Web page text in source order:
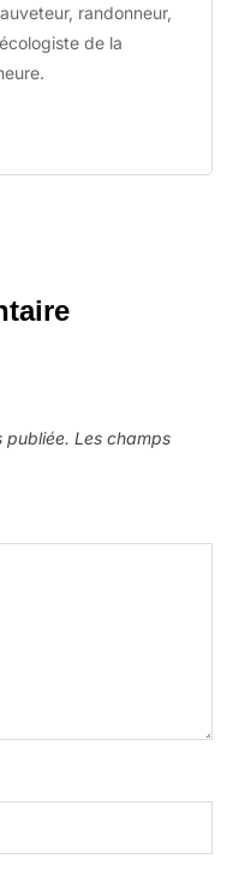
randonneur,
de la
publiée. Les champs